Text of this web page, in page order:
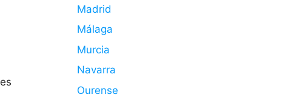
Madrid
Málaga
Murcia
Navarra
Ourense